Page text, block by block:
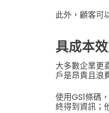
此外，顧客可
具成本
大多數企業更
戶是昂貴且浪
使用GS1條碼
終得到資訊；